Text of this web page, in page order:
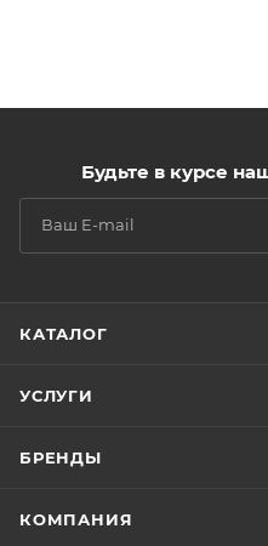
Будьте в курсе
КАТАЛОГ
УСЛУГИ
БРЕНДЫ
КОМПАНИЯ